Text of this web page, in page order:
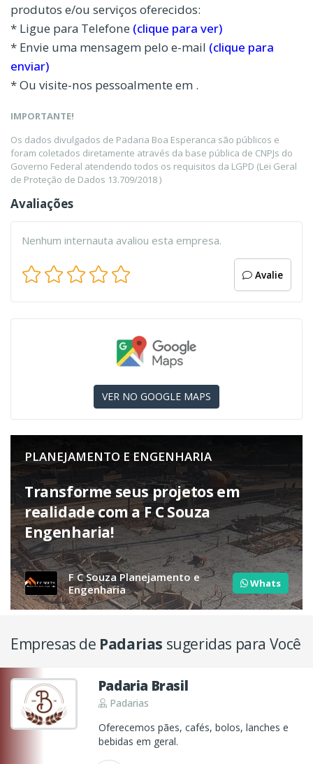
produtos e/ou serviços oferecidos:
* Ligue para Telefone (clique para ver)
* Envie uma mensagem pelo e-mail (clique para
enviar)
* Ou visite-nos pessoalmente em .
IMPORTANTE!
Os dados divulgados de Padaria Boa Esperanca são públicos e
foram coletados diretamente através da base pública de CNPJs do
Governo Federal atendendo todos os requisitos da LGPD (Lei Geral
de Proteção de Dados 13.709/2018 )
Avaliações
Nenhum internauta avaliou esta empresa.
Avalie
VER NO GOOGLE MAPS
PLANEJAMENTO E ENGENHARIA
Transforme seus projetos em
realidade com a F C Souza
Engenharia!
F C Souza Planejamento e
Engenharia
Whats
Empresas de Padarias sugeridas para Você
Padaria Brasil
Padarias
Oferecemos pães, cafés, bolos, lanches e
bebidas em geral.